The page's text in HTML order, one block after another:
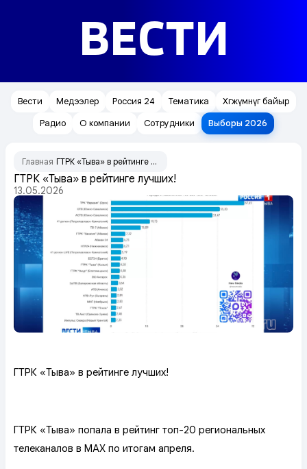
ВЕСТИ
Вести Медээлер Россия 24 Тематика
Хөгжүмнүг байыр
Радио
О компании Сотрудники Выборы 2026
Главная ГТРК «Тыва» в рейтинге лучших!
ГТРК «Тыва» в рейтинге лучших!
13.05.2026
ГТРК «Тыва» в рейтинге лучших!
ГТРК «Тыва» попала в рейтинг топ-20 региональных
телеканалов в МАХ по итогам апреля.